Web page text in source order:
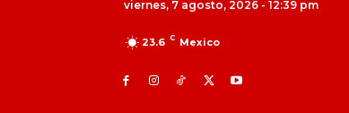
viernes, 7 agosto, 2026 - 12:39 pm
23.6 C Mexico
TOLUCA 98.9 FM |